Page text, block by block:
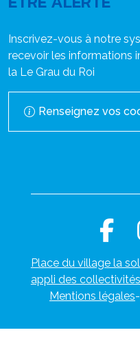
Inscrivez-vous à notre
recevoir les informations
la Le Grau du Roi
Renseignez vos
Place du village la
appli des collectivités
Mentions légales-